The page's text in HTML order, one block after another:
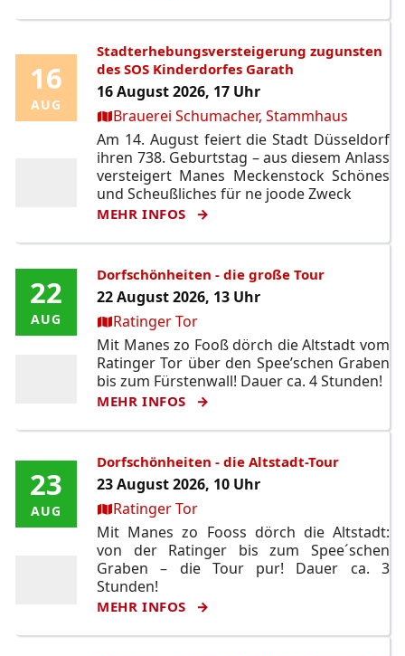
16
AUG
16
AUG
Stadterhebungsversteigerung zugunsten
des SOS Kinderdorfes Garath
16 August 2026, 17 Uhr
Ort:Brauerei Schumacher, Stammhaus
Am 14. August feiert die Stadt Düsseldorf
ihren 738. Geburtstag – aus diesem Anlass
versteigert Manes Meckenstock Schönes
und Scheußliches für ne joode Zweck
MEHR INFOS
22
AUG
22
AUG
Dorfschönheiten - die große Tour
22 August 2026, 13 Uhr
Ort:Ratinger Tor
Mit Manes zo Fooß dörch die Altstadt vom
Ratinger Tor über den Spee’schen Graben
bis zum Fürstenwall! Dauer ca. 4 Stunden!
MEHR INFOS
23
AUG
23
AUG
Dorfschönheiten - die Altstadt-Tour
23 August 2026, 10 Uhr
Ort:Ratinger Tor
Mit Manes zo Fooss dörch die Altstadt:
von der Ratinger bis zum Spee´schen
Graben – die Tour pur! Dauer ca. 3
Stunden!
MEHR INFOS